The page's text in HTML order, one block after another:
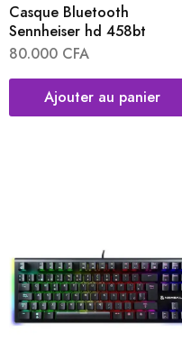
Casque Bluetooth
Sennheiser hd 458bt
80.000 CFA
Ajouter au panier